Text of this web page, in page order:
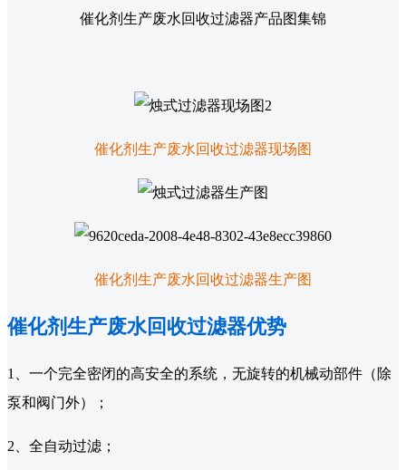
催化剂生产废水回收过滤器产品图集锦
催化剂生产废水回收过滤器现场图
催化剂生产废水回收过滤器生产图
催化剂生产废水回收过滤器优势
1、一个完全密闭的高安全的系统，无旋转的机械动部件（除
泵和阀门外）；
2、全自动过滤；